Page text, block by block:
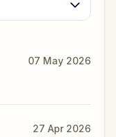
07 May 2026
27 Apr 2026